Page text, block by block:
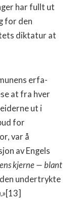
har fullt ut
for den
diktatur at
erfa­
at fra hver
ut i
for
var å
av Engels
kjerne — blant
undertrykte
[13]